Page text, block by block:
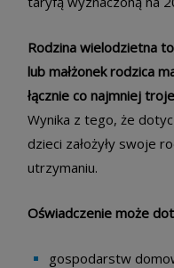
Rodzina wielodzietna
lub małżonek rodzica
łącznie co najmniej
Wynika z tego, że
dzieci założyły swoje
utrzymaniu.
Oświadczenie może
gospodarstw